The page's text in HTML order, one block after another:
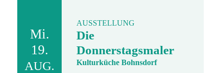
Mi.
19.
AUG.
AUSSTELLUNG
Die
Donnerstagsmaler
Kulturküche Bohnsdorf